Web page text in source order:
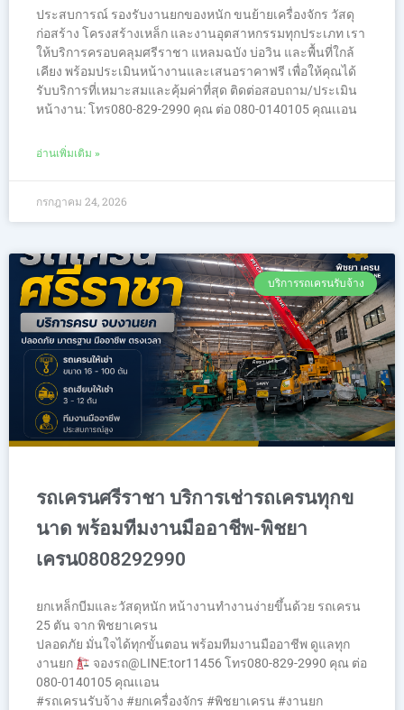
ประสบการณ์ รองรับงานยกของหนัก ขนย้ายเครื่องจักร วัสดุ
ก่อสร้าง โครงสร้างเหล็ก และงานอุตสาหกรรมทุกประเภท เรา
ให้บริการครอบคลุมศรีราชา แหลมฉบัง บ่อวิน และพื้นที่ใกล้
เคียง พร้อมประเมินหน้างานและเสนอราคาฟรี เพื่อให้คุณได้
รับบริการที่เหมาะสมและคุ้มค่าที่สุด ติดต่อสอบถาม/ประเมิน
หน้างาน: โทร080-829-2990 คุณ ต่อ 080-0140105 คุณเเอน
อ่านเพิ่มเติม »
กรกฎาคม 24, 2026
บริการรถเครนรับจ้าง
รถเครนศรีราชา บริการเช่ารถเครนทุกข
นาด พร้อมทีมงานมืออาชีพ-พิชยา
เครน0808292990
ยกเหล็กบีมและวัสดุหนัก หน้างานทำงานง่ายขึ้นด้วย รถเครน
25 ตัน จาก พิชยาเครน
ปลอดภัย มั่นใจได้ทุกขั้นตอน พร้อมทีมงานมืออาชีพ ดูแลทุก
งานยก
จองรถ@LINE:tor11456 โทร080-829-2990 คุณ ต่อ
080-0140105 คุณเเอน
#รถเครนรับจ้าง #ยกเครื่องจักร #พิชยาเครน #งานยก